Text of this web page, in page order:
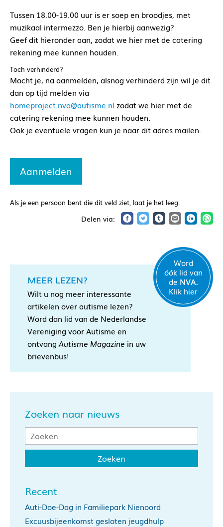
Tussen 18.00-19.00 uur is er soep en broodjes, met
muzikaal intermezzo. Ben je hierbij aanwezig?
Geef dit hieronder aan, zodat we hier met de catering
rekening mee kunnen houden.
Toch verhinderd?
Mocht je, na aanmelden, alsnog verhinderd zijn wil je dit
dan op tijd melden via
homeproject.nva@autisme.nl zodat we hier met de
catering rekening mee kunnen houden.
Ook je eventuele vragen kun je naar dit adres mailen.
Als je een persoon bent die dit veld ziet, laat je het leeg.
MEER LEZEN?
Wilt u nog meer interessante
artikelen over autisme lezen?
Word dan lid van de Nederlandse
Vereniging voor Autisme en
ontvang Autisme Magazine in uw
brievenbus!
Word
óók lid van
de NVA.
Klik hier
Zoeken naar nieuws
Recent
Auti-Doe-Dag in Familiepark Nienoord
Excuusbijeenkomst gesloten jeugdhulp